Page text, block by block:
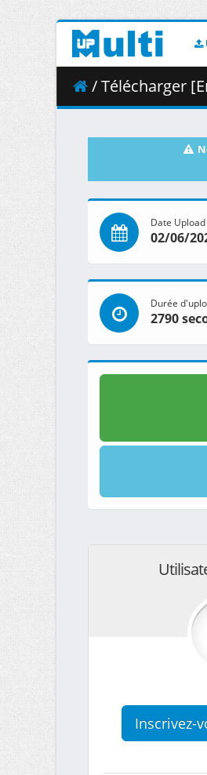
/ Télécharger [Erai-
Date Upload
02/06/
Durée
2790
Inscrivez-